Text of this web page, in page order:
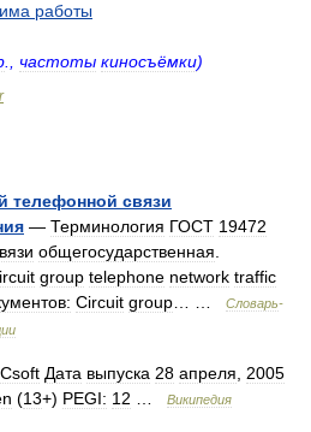
работы
частоты киносъёмки)
телефонной связи
— Терминология ГОСТ 19472
общегосударственная
group telephone network traffic
Circuit group Словарь-
Дата выпуска 28 апреля
2005
(13+) PEGI: 12 Википедия